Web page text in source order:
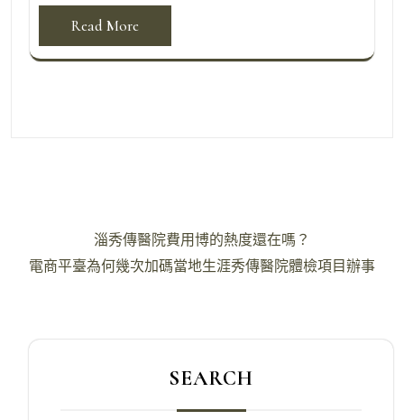
Read More
章
淄秀傳醫院費用博的熱度還在嗎？
電商平臺為何幾次加碼當地生涯秀傳醫院體檢項目辦事
SEARCH